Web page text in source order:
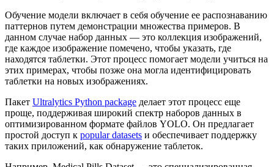
Обучение модели включает в себя обучение ее распознаванию
паттернов путем демонстрации множества примеров. В
данном случае набор данных — это коллекция изображений,
где каждое изображение помечено, чтобы указать, где
находятся таблетки. Этот процесс помогает модели учиться на
этих примерах, чтобы позже она могла идентифицировать
таблетки на новых изображениях.
Пакет Ultralytics Python package делает этот процесс еще
проще, поддерживая широкий спектр наборов данных в
оптимизированном формате файлов YOLO. Он предлагает
простой доступ к popular datasets и обеспечивает поддержку
таких приложений, как обнаружение таблеток.